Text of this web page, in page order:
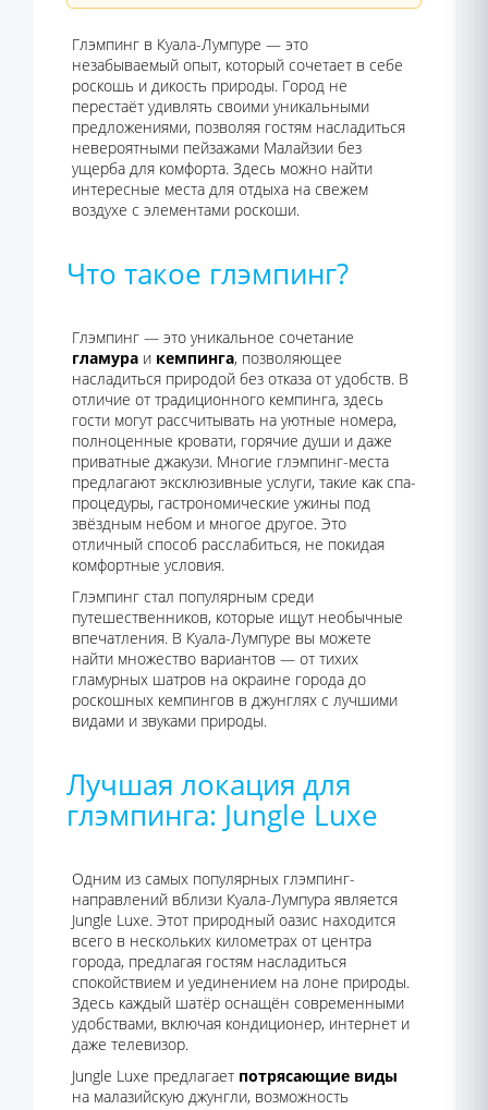
Глэмпинг в Куала-Лумпуре — это
незабываемый опыт, который сочетает в себе
роскошь и дикость природы. Город не
перестаёт удивлять своими уникальными
предложениями, позволяя гостям насладиться
невероятными пейзажами Малайзии без
ущерба для комфорта. Здесь можно найти
интересные места для отдыха на свежем
воздухе с элементами роскоши.
Что такое глэмпинг?
Глэмпинг — это уникальное сочетание
гламура и кемпинга, позволяющее
насладиться природой без отказа от удобств. В
отличие от традиционного кемпинга, здесь
гости могут рассчитывать на уютные номера,
полноценные кровати, горячие души и даже
приватные джакузи. Многие глэмпинг-места
предлагают эксклюзивные услуги, такие как спа-
процедуры, гастрономические ужины под
звёздным небом и многое другое. Это
отличный способ расслабиться, не покидая
комфортные условия.
Глэмпинг стал популярным среди
путешественников, которые ищут необычные
впечатления. В Куала-Лумпуре вы можете
найти множество вариантов — от тихих
гламурных шатров на окраине города до
роскошных кемпингов в джунглях с лучшими
видами и звуками природы.
Лучшая локация для
глэмпинга: Jungle Luxe
Одним из самых популярных глэмпинг-
направлений вблизи Куала-Лумпура является
Jungle Luxe. Этот природный оазис находится
всего в нескольких километрах от центра
города, предлагая гостям насладиться
спокойствием и уединением на лоне природы.
Здесь каждый шатёр оснащён современными
удобствами, включая кондиционер, интернет и
даже телевизор.
Jungle Luxe предлагает потрясающие виды
на малазийскую джунгли, возможность